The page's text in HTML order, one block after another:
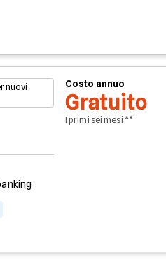
nuovi
Costo annuo
Gratuito
I primi sei mesi **